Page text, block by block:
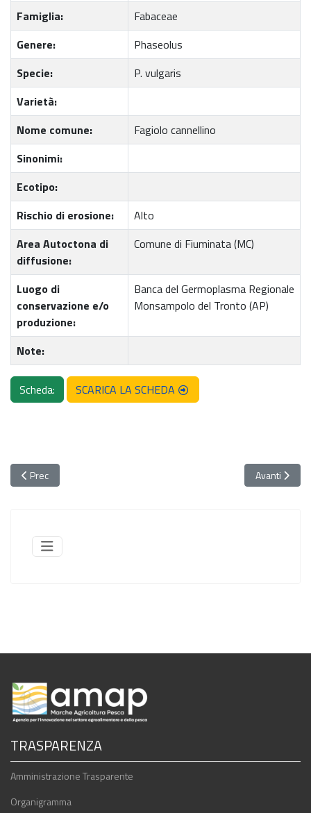
Famiglia:
Fabaceae
Genere:
Phaseolus
Specie:
P. vulgaris
Varietà:
Nome comune:
Fagiolo cannellino
Sinonimi:
Ecotipo:
Rischio di erosione:
Alto
Area Autoctona di
diffusione:
Comune di Fiuminata (MC)
Luogo di
conservazione e/o
produzione:
Banca del Germoplasma Regionale
Monsampolo del Tronto (AP)
Note:
Scheda: SCARICA LA SCHEDA
Articolo precedente: 069. Taccola - accessione del Menocchia
Prec Articolo
Avanti
TRASPARENZA
Amministrazione Trasparente
Organigramma